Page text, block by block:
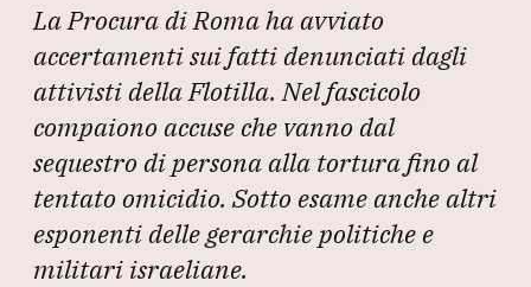
La Procura di Roma ha avviato
accertamenti sui fatti denunciati dagli
attivisti della Flotilla. Nel fascicolo
compaiono accuse che vanno dal
sequestro di persona alla tortura fino al
tentato omicidio. Sotto esame anche altri
esponenti delle gerarchie politiche e
militari israeliane.